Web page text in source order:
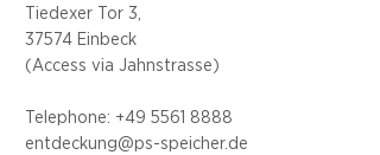
Tiedexer Tor 3,
37574 Einbeck
(Access via Jahnstrasse)
Telephone: +49 5561 8888
entdeckung@ps-speicher.de